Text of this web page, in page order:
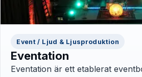
Event / Ljud & Ljusproduktion
Eventation
Eventation är ett etablerat